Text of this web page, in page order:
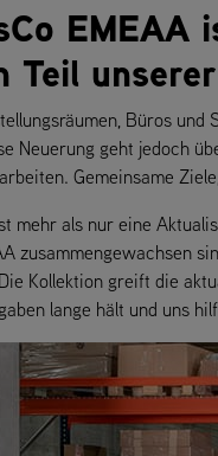
Teil
Büros
Neuerung geht jedoch
Gemeinsame
mehr als nur eine
zusammengewachsen
Kollektion greift die
lange hält und uns